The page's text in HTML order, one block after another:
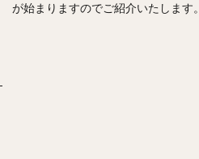
が始まりますのでご紹介いたします。